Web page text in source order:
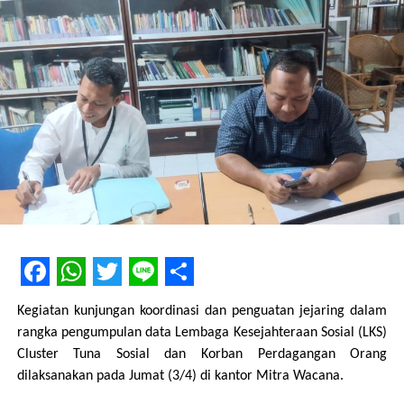
efektif berdasarkan kesamaan hak.
9. Upaya Kesehatan Anak adalah setiap kegiatan dan/atau
serangkaian
kegiatan yang dilakukan secara terpadu, terintegrasi dan
berkesinambungan untuk memelihara dan meningkatkan
derajat
kesehatan anak dalam bentuk pencegahan penyakit,
pengobatan
penyakit, dan pemulihan kesehatan oleh Pemerintah,
pemerintah
10. Manajemen Terpadu Balita Sakit yang selanjutnya
disingkat MTBS
tatalaksana
balita sakit dengan fokus kepada kesehatan anak berusia 0-59
secara menyeluruh di unit rawat jalan fasilitas pelayanan
Facebook
WhatsApp
Twitter
LineShare
Kegiatan kunjungan koordinasi dan penguatan jejaring dalam
rangka pengumpulan data Lembaga Kesejahteraan Sosial (LKS)
Cluster Tuna Sosial dan Korban Perdagangan Orang
dilaksanakan pada Jumat (3/4) di kantor Mitra Wacana.